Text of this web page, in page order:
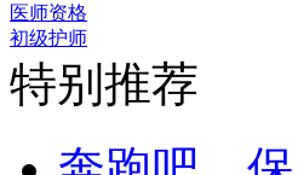
医师资格
初级护师
特别推荐